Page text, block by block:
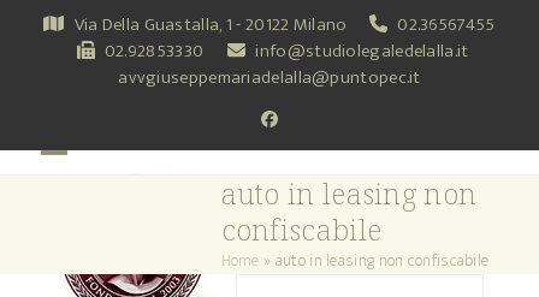
Via Della Guastalla, 1 - 20122 Milano
02.36567455
02.92853330
info@studiolegaledelalla.it
avvgiuseppemariadelalla@puntopec.it
Facebook
auto in leasing non
confiscabile
Home »auto in leasing non confiscabile